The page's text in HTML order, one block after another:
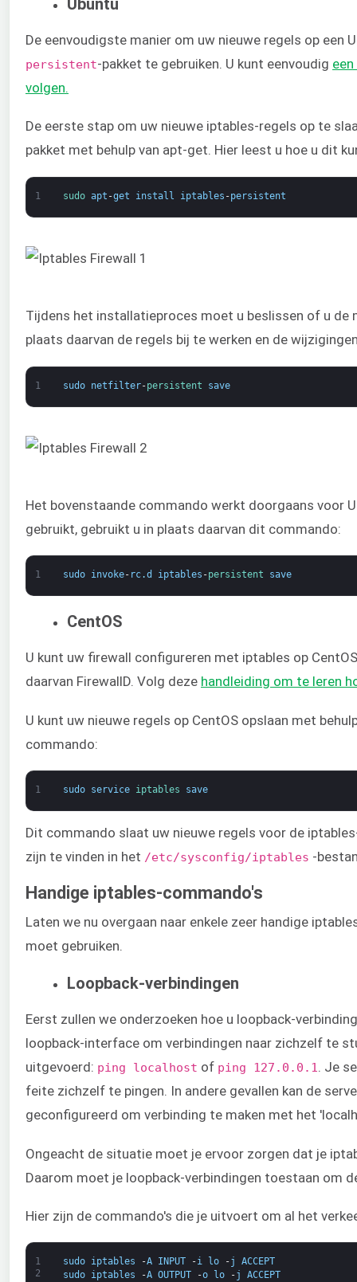
De eenvoudigste manier om uw nieuwe regels op een
persistent​-pakket te gebruiken. U kunt eenvoudig
volgen​.
De eerste stap om uw nieuwe iptables-regels op te
pakket met behulp van apt-get. Hier leest u hoe u dit
1 sudo apt -get install iptables -persistent
Tijdens het installatieproces moet u beslissen of u
plaats daarvan de regels bij te werken en de
1 sudo netfilter-persistent save
Het bovenstaande commando werkt doorgaans voor
gebruikt, gebruikt u in plaats daarvan dit commando:
1 sudo invoke- rc.d iptables -persistent save
CentOS
U kunt uw firewall configureren met iptables op
daarvan FirewallD. Volg deze handleiding om te leren
U kunt uw nieuwe regels op CentOS opslaan met
commando:
1 sudo service iptables save
Dit commando slaat uw nieuwe regels voor de
zijn te vinden in het /etc/sysconfig/iptables​ -
Handige iptables-commando's
Laten we nu overgaan naar enkele zeer handige
moet gebruiken.
Loopback-verbindingen
Eerst zullen we onderzoeken hoe u loopback-
loopback-interface om verbindingen naar zichzelf te
uitgevoerd: ​ ping localhost​ of ​ping 127.0.0.1​ . Je
feite zichzelf te pingen. In andere gevallen kan de
geconfigureerd om verbinding te maken met het
Ongeacht de situatie moet je ervoor zorgen dat je
Daarom moet je loopback-verbindingen toestaan om
Hier zijn de commando's die je uitvoert om al het
1
2
sudo iptables -A INPUT -i lo -j
ACCEPT
sudo
iptables -A OUTPUT -o lo -j ACCEPT